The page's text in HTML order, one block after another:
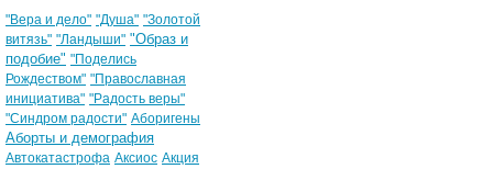
"Вера и дело" "Душа" "Золотой
витязь" "Ландыши" "Образ и
подобие" "Поделись
Рождеством" "Православная
инициатива" "Радость веры"
"Синдром радости" Аборигены
Аборты и демография
Автокатастрофа Аксиос Акция